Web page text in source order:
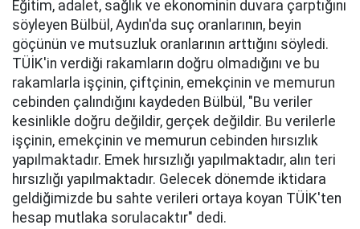
Eğitim, adalet, sağlık ve ekonominin duvara çarptığını
söyleyen Bülbül, Aydın'da suç oranlarının, beyin
göçünün ve mutsuzluk oranlarının arttığını söyledi.
TÜİK'in verdiği rakamların doğru olmadığını ve bu
rakamlarla işçinin, çiftçinin, emekçinin ve memurun
cebinden çalındığını kaydeden Bülbül, "Bu veriler
kesinlikle doğru değildir, gerçek değildir. Bu verilerle
işçinin, emekçinin ve memurun cebinden hırsızlık
yapılmaktadır. Emek hırsızlığı yapılmaktadır, alın teri
hırsızlığı yapılmaktadır. Gelecek dönemde iktidara
geldiğimizde bu sahte verileri ortaya koyan TÜİK'ten
hesap mutlaka sorulacaktır" dedi.